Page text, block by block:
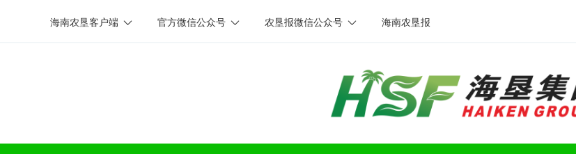
海南农垦客户端 官方微信公众号 农垦报微信公众号 海南农垦报